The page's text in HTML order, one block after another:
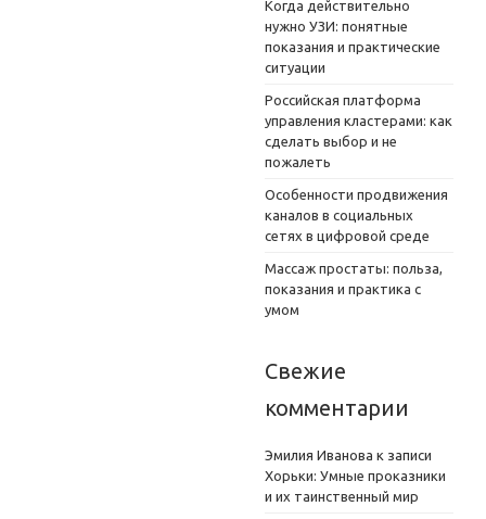
Когда действительно
нужно УЗИ: понятные
показания и практические
ситуации
Российская платформа
управления кластерами: как
сделать выбор и не
пожалеть
Особенности продвижения
каналов в социальных
сетях в цифровой среде
Массаж простаты: польза,
показания и практика с
умом
Свежие
комментарии
Эмилия Иванова к записи
Хорьки: Умные проказники
и их таинственный мир